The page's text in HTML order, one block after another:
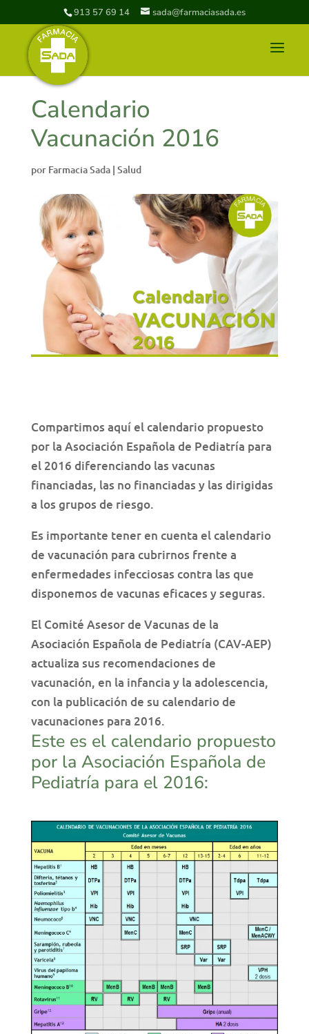
913 57 69 14 sada@farmaciasada.es
Calendario
Vacunación 2016
por Farmacia Sada| Salud
Compartimos aquí el calendario propuesto
por la Asociación Española de Pediatría para
el 2016 diferenciando las vacunas
financiadas, las no financiadas y las dirigidas
a los grupos de riesgo.
Es importante tener en cuenta el calendario
de vacunación para cubrirnos frente a
enfermedades infecciosas contra las que
disponemos de vacunas eficaces y seguras.
El Comité Asesor de Vacunas de la
Asociación Española de Pediatría (CAV-AEP)
actualiza sus recomendaciones de
vacunación, en la infancia y la adolescencia,
con la publicación de su calendario de
vacunaciones para 2016.
Este es el calendario propuesto
por la Asociación Española de
Pediatría para el 2016: